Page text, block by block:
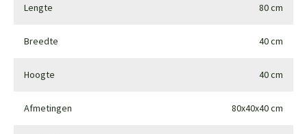
Lengte 80 cm
Breedte 40 cm
Hoogte 40 cm
Afmetingen 80x40x40 cm